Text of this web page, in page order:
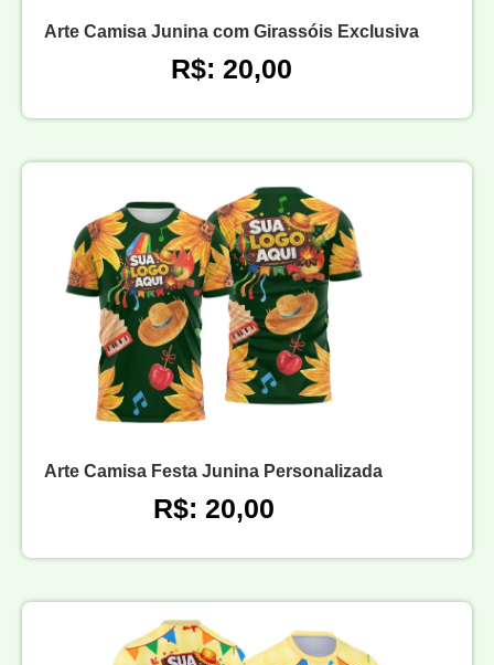
Arte Camisa Junina com Girassóis Exclusiva
R$: 20,00
Arte Camisa Festa Junina Personalizada
R$: 20,00